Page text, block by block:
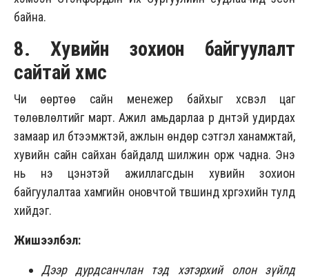
байна.
8. Хувийн зохион байгуулалт
сайтай хүмүүс
Чи өөртөө сайн менежер байхыг хүсвэл цаг
төлөвлөлтийг март. Ажил амьдарлаа үр дүнтэй удирдах
замаар илүү бүтээмжтэй, ажлын өндөр сэтгэл ханамжтай,
хувийн сайн сайхан байдалд шилжин орж чадна. Энэ
нь үнэ цэнэтэй ажиллагсдын хувийн зохион
байгуулалтаа хамгийн оновчтой түвшинд хүргэхийн тулд
хийдэг.
Жишээлбэл:
Дээр дурдсанчлан тэд хэтэрхий олон зүйлд